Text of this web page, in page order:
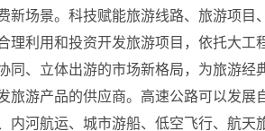
新场景。 科技赋能旅游线路、旅游项目
理利用和投资开发旅游项目，依托大
、立体出游的市场新格局，为旅游
旅游产品的供应商。高速公路可以发
内河航运、城市游船、低空飞行、航